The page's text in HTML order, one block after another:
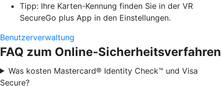
Tipp: Ihre Karten-Kennung finden Sie in der VR
SecureGo plus App in den Einstellungen.
Benutzerverwaltung
FAQ zum Online-Sicherheitsverfahren
Was kosten Mastercard® Identity Check™ und Visa
Secure?